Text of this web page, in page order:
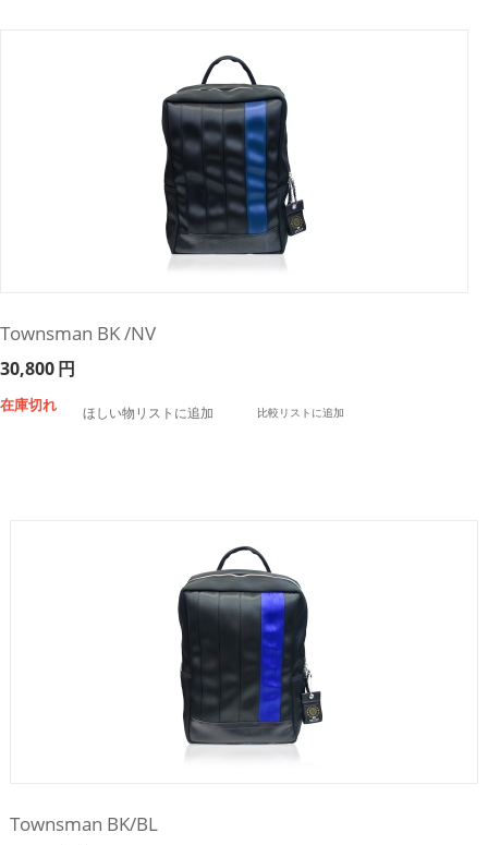
Townsman BK /NV
30,800円
在庫切れ ほしい物リストに追加 比較リストに追加
Townsman BK/BL